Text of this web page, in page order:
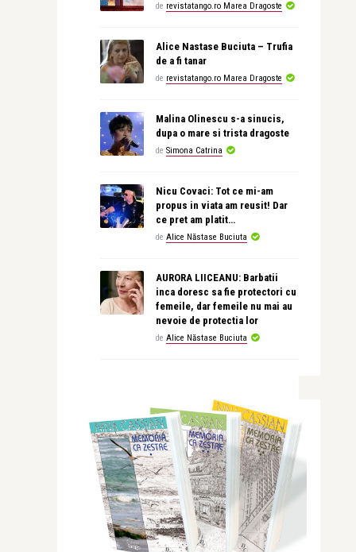
de revistatango.ro Marea Dragoste
Alice Nastase Buciuta – Trufia
de a fi tanar
de revistatango.ro Marea Dragoste
Malina Olinescu s-a sinucis,
dupa o mare si trista dragoste
de Simona Catrina
Nicu Covaci: Tot ce mi-am
propus in viata am reusit! Dar
ce pret am platit…
de Alice Năstase Buciuta
AURORA LIICEANU: Barbatii
inca doresc sa fie protectori cu
femeile, dar femeile nu mai au
nevoie de protectia lor
de Alice Năstase Buciuta